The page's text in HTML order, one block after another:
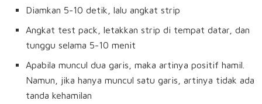
Diamkan 5-10 detik, lalu angkat strip
Angkat test pack, letakkan strip di tempat datar, dan
tunggu selama 5-10 menit
Apabila muncul dua garis, maka artinya positif hamil.
Namun, jika hanya muncul satu garis, artinya tidak ada
tanda kehamilan